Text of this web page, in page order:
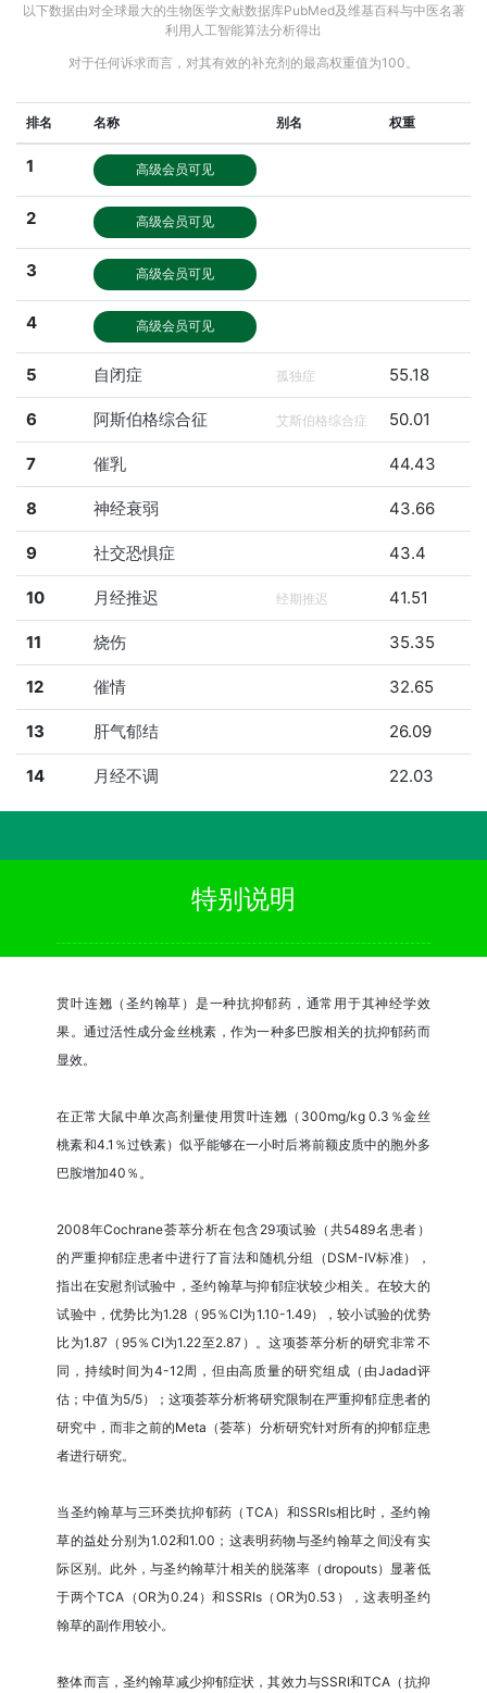
以下数据由对全球最大的生物医学文献数据库PubMed及维基百科与中医名著
利用人工智能算法分析得出
对于任何诉求而言，对其有效的补充剂的最高权重值为100。
排名 名称 别名 权重
1 高级会员可见
2 高级会员可见
3 高级会员可见
4 高级会员可见
5 自闭症 孤独症 55.18
6 阿斯伯格综合征 艾斯伯格综合症 50.01
7 催乳 44.43
8 神经衰弱 43.66
9 社交恐惧症 43.4
10 月经推迟 经期推迟 41.51
11 烧伤 35.35
12 催情 32.65
13 肝气郁结 26.09
14 月经不调 22.03
特别说明
贯叶连翘（圣约翰草）是一种抗抑郁药，通常用于其神经学效
果。通过活性成分金丝桃素，作为一种多巴胺相关的抗抑郁药而
显效。
在正常大鼠中单次高剂量使用贯叶连翘（300mg/kg 0.3％金丝
桃素和4.1％过铁素）似乎能够在一小时后将前额皮质中的胞外多
巴胺增加40％。
2008年Cochrane荟萃分析在包含29项试验（共5489名患者）
的严重抑郁症患者中进行了盲法和随机分组（DSM-IV标准），
指出在安慰剂试验中，圣约翰草与抑郁症状较少相关。在较大的
试验中，优势比为1.28（95％CI为1.10-1.49），较小试验的优势
比为1.87（95％CI为1.22至2.87）。这项荟萃分析的研究非常不
同，持续时间为4-12周，但由高质量的研究组成（由Jadad评
估；中值为5/5）；这项荟萃分析将研究限制在严重抑郁症患者的
研究中，而非之前的Meta（荟萃）分析研究针对所有的抑郁症患
者进行研究。
当圣约翰草与三环类抗抑郁药（TCA）和SSRIs相比时，圣约翰
草的益处分别为1.02和1.00；这表明药物与圣约翰草之间没有实
际区别。此外，与圣约翰草汁相关的脱落率（dropouts）显著低
于两个TCA（OR为0.24）和SSRIs（OR为0.53），这表明圣约
翰草的副作用较小。
整体而言，圣约翰草减少抑郁症状，其效力与SSRI和TCA（抗抑